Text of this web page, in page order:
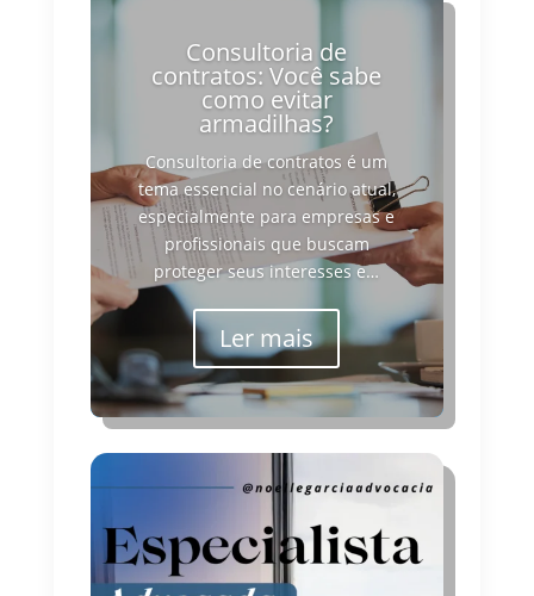
Consultoria de
contratos: Você sabe
como evitar
armadilhas?
Consultoria de contratos é um
tema essencial no cenário atual,
especialmente para empresas e
profissionais que buscam
proteger seus interesses e…
Ler mais